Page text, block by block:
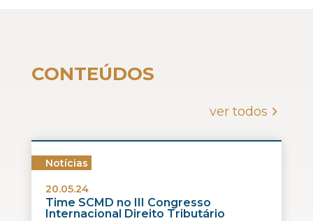
CONTEÚDOS
ver todos
Notícias
20.05.24
Time SCMD no III Congresso
Internacional Direito Tributário